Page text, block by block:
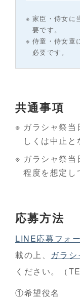
家臣・侍女に
要です。
侍童・侍女童
必要です。
共通事項
ガラシャ祭
しくは中止と
ガラシャ祭
程度を想定し
応募方法
LINE応募フォ
載の上、 ガラ
ください。（
①希望役名